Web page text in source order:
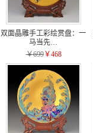
双面晶雕手工彩绘赏盘：一
马当先…
￥699￥468